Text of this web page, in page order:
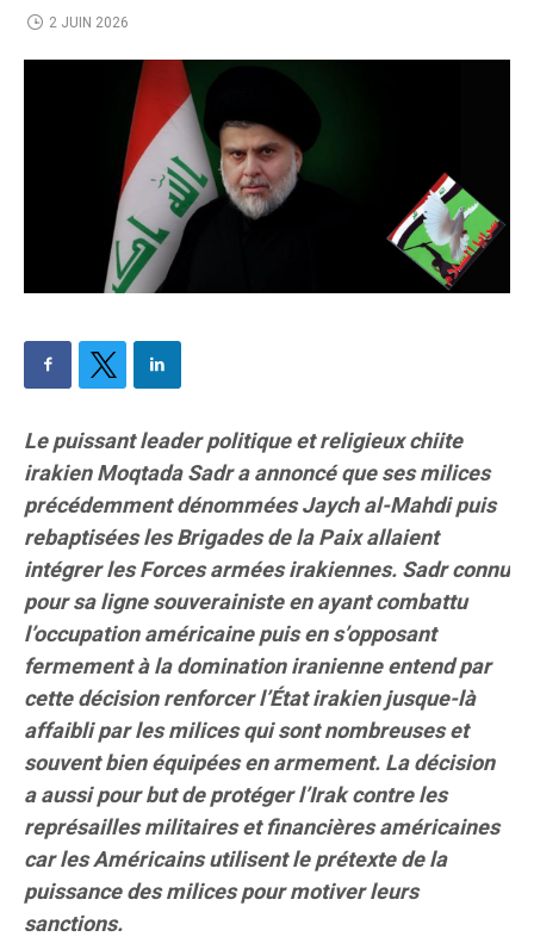
2 JUIN 2026
Le puissant leader politique et religieux chiite
irakien Moqtada Sadr a annoncé que ses milices
précédemment dénommées Jaych al-Mahdi puis
rebaptisées les Brigades de la Paix allaient
intégrer les Forces armées irakiennes. Sadr connu
pour sa ligne souverainiste en ayant combattu
l’occupation américaine puis en s’opposant
fermement à la domination iranienne entend par
cette décision renforcer l’État irakien jusque-là
affaibli par les milices qui sont nombreuses et
souvent bien équipées en armement. La décision
a aussi pour but de protéger l’Irak contre les
représailles militaires et financières américaines
car les Américains utilisent le prétexte de la
puissance des milices pour motiver leurs
sanctions.